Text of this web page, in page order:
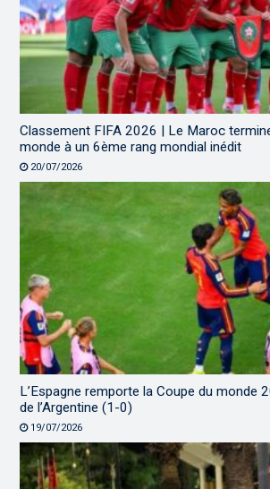
Classement FIFA 2026 | Le Maroc
monde à un 6ème rang mondial inédit
20/07/2026
L’Espagne remporte la Coupe du monde
de l’Argentine (1-0)
19/07/2026